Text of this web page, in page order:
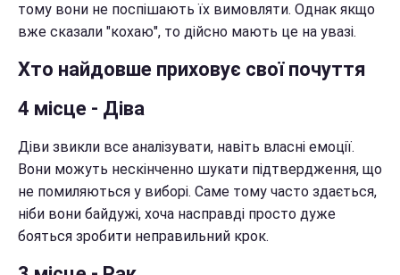
тому вони не поспішають їх вимовляти. Однак якщо
вже сказали "кохаю", то дійсно мають це на увазі.
Хто найдовше приховує свої почуття
4 місце - Діва
Діви звикли все аналізувати, навіть власні емоції.
Вони можуть нескінченно шукати підтвердження, що
не помиляються у виборі. Саме тому часто здається,
ніби вони байдужі, хоча насправді просто дуже
бояться зробити неправильний крок.